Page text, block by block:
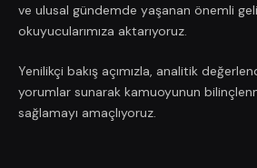
ve ulusal gündemde yaşanan önemli
okuyucularımıza aktarıyoruz.
Yenilikçi bakış açımızla, analitik
yorumlar sunarak kamuoyunun
sağlamayı amaçlıyoruz.